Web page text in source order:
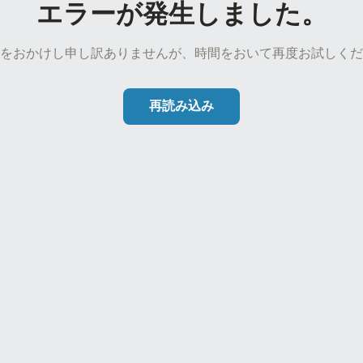
エラーが発生しました。
おかけし申し訳ありませんが、時間をおいて再度お試しく
再読み込み